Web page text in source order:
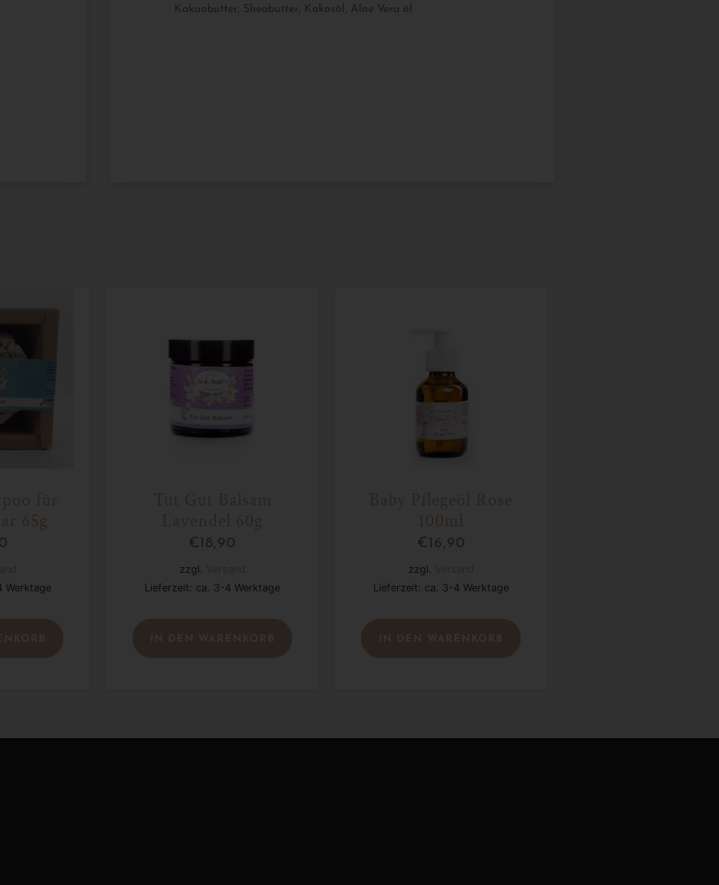
Kakaobutter, Sheabutter, Kokosöl, Aloe Vera öl
Werktage
€ 18,90
zzgl.
Lieferzeit: ca. 3-4 Werktage
€ 16,90
zzgl.
Lieferzeit: ca. 3-4 Werktage